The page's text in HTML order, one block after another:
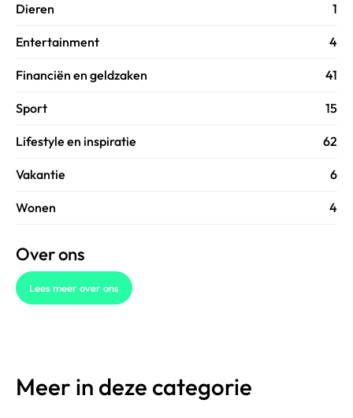
Dieren 1
Entertainment 4
Financiën en geldzaken 41
Sport 15
Lifestyle en inspiratie 62
Vakantie 6
Wonen 4
Over ons
Lees meer over ons
Meer in deze categorie